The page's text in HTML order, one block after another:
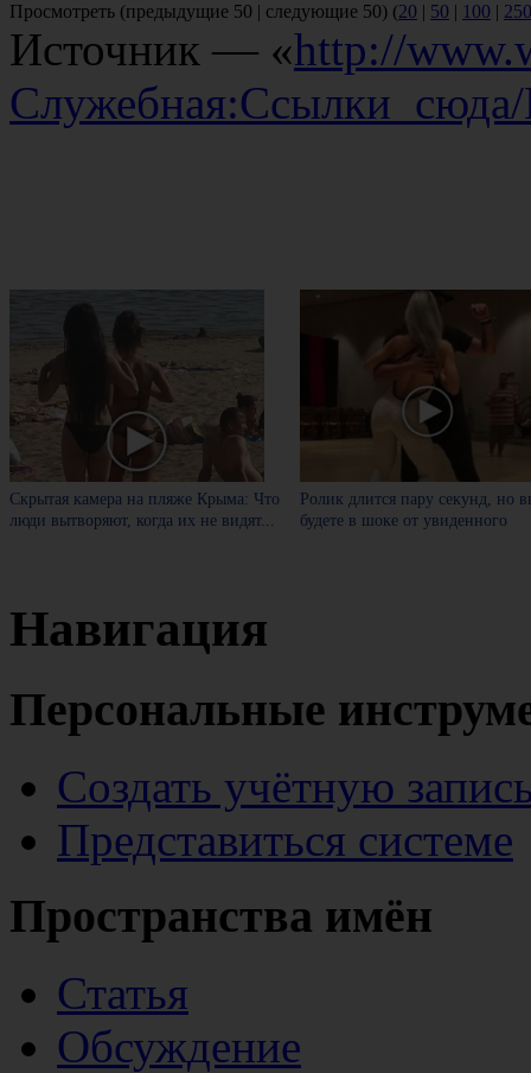
Просмотреть (предыдущие 50 | следующие 50) (20 | 50 | 100 | 250
Источник — «http://
Скрытая камера на пляже Крыма: Что
люди вытворяют, когда их не видят...
Ролик длится пару секунд, но
будете в шоке от увиденного
Навигация
Персональные
Создать учётную
Представиться системе
Пространства имён
Статья
Обсуждение